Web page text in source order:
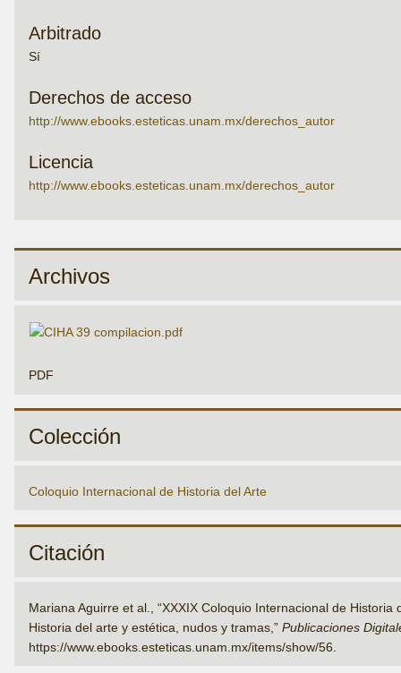
Arbitrado
Sí
Derechos de acceso
http://www.ebooks.esteticas.unam.mx/derechos_autor
Licencia
http://www.ebooks.esteticas.unam.mx/derechos_autor
Archivos
PDF
Colección
Coloquio Internacional de Historia del Arte
Citación
Mariana Aguirre et al., “XXXIX Coloquio Internacional de Historia
Historia del arte y estética, nudos y tramas,” Publicaciones
https://www.ebooks.esteticas.unam.mx/items/show/56